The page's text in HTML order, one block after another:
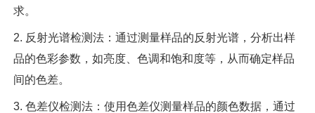
求。
2. 反射光谱检测法：通过测量样品的反射光谱，分析出样
品的色彩参数，如亮度、色调和饱和度等，从而确定样品
间的色差。
3. 色差仪检测法：使用色差仪测量样品的颜色数据，通过